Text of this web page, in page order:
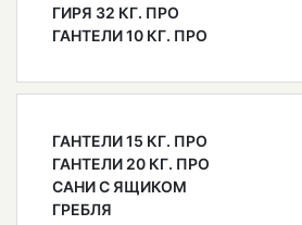
ГИРЯ 32 КГ. ПРО
ГАНТЕЛИ 10 КГ. ПРО
ГАНТЕЛИ 15 КГ. ПРО
ГАНТЕЛИ 20 КГ. ПРО
САНИ С ЯЩИКОМ
ГРЕБЛЯ